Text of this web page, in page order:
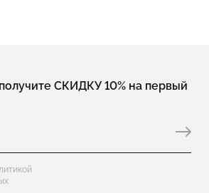
СКИДКУ 10% на первый